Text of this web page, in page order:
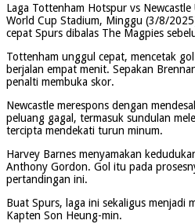
Laga Tottenham Hotspur vs
World Cup Stadium, Minggu (3/8/
cepat Spurs dibalas The Magpies
Tottenham unggul cepat, mencetak
berjalan empat menit. Sepakan
penalti membuka skor.
Newcastle merespons dengan
peluang gagal, termasuk sundulan
tercipta mendekati turun minum.
Harvey Barnes menyamakan
Anthony Gordon. Gol itu pada
pertandingan ini.
Buat Spurs, laga ini sekaligus menjadi
Kapten Son Heung-min.